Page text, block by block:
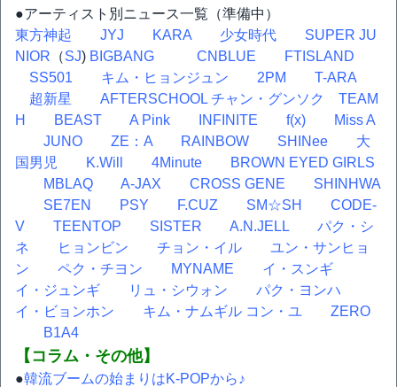
●アーティスト別ニュース一覧（準備中）
東方神起
JYJ KARA 少女時代
SUPER JU
NIOR （SJ) BIGBANG CNBLUE
FTISLAND
SS501
キム・ヒョンジュン 2PM
T-ARA
超新星
AFTERSCHOOL チャン・グンソク
TEAM
H
BEAST A Pink INFINITE f(x)
Miss A
JUNO
ZE：A RAINBOW SHINee
大
国男児
K.Will 4Minute
BROWN EYED GIRLS
MBLAQ
A-JAX CROSS GENE
SHINHWA
SE7EN
PSY F.CUZ SM☆SH
CODE-
V
TEENTOP SISTER A.N.JELL
パク・シ
ネ
ヒョンビン チョン・イル
ユン・サンヒョ
ン
ペク・チヨン MYNAME
イ・スンギ
イ・ジュンギ
リュ・シウォン
パク・ヨンハ
イ・ビョンホン
キム・ナムギル コン・ユ
ZERO
B1A4
【コラム・その他】
●韓流ブームの始まりはK-POPから♪